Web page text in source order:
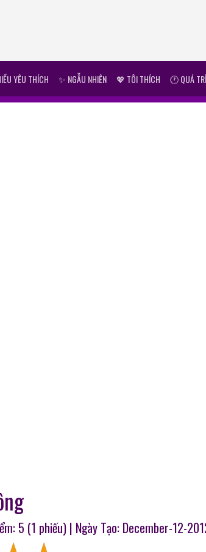
YÊU THÍCH ✨ NGẪU NHIÊN 💖 TÔI THÍCH 🕐 QUÁ
5 (1 phiếu) | Ngày Tạo: December-12-